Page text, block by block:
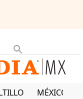
MÉXICO